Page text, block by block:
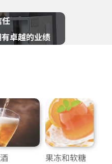
卓越的业绩
果冻和软糖